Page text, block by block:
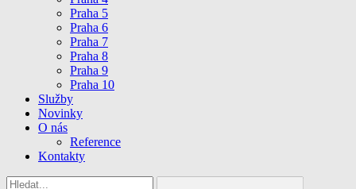
Praha 5
Praha 6
Praha 7
Praha 8
Praha 9
Praha 10
Služby
Novinky
O nás
Reference
Kontakty